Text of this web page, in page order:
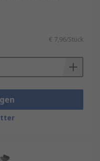
€ 7,96/Stück